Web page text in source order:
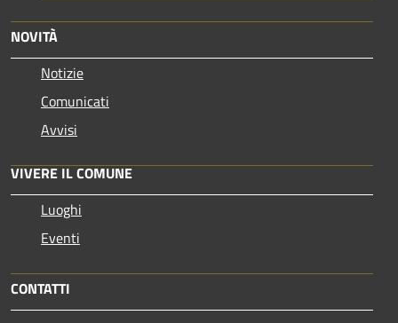
NOVITÀ
Notizie
Comunicati
Avvisi
VIVERE IL COMUNE
Luoghi
Eventi
CONTATTI